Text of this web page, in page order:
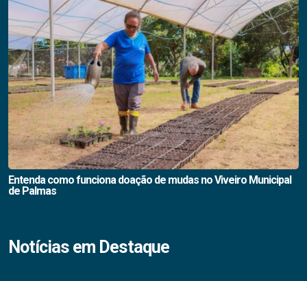
Entenda como funciona doação de mudas no Viveiro Municipal
de Palmas
Notícias em Destaque